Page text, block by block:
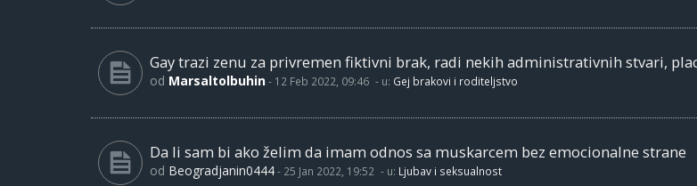
Gay trazi zenu za privremen fiktivni brak, radi nekih administrativnih stvari,
od Marsaltolbuhin- 12 Feb 2022, 09:46 - u: Gej brakovi i roditeljstvo
Da li sam bi ako želim da imam odnos sa muskarcem bez emocionalne strane
od Beogradjanin0444- 25 Jan 2022, 19:52 - u: Ljubav i seksualnost